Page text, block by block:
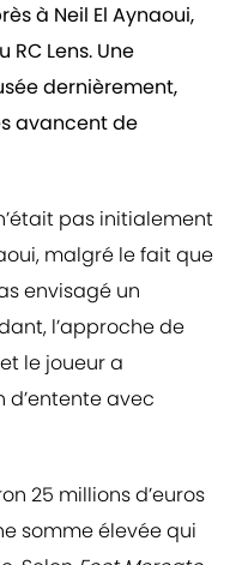
à Neil El Aynaoui,
Lens. Une
dernièrement,
avancent de
pas initialement
malgré le fait que
envisagé un
l’approche de
le joueur a
avec
25 millions d’euros
somme élevée qui